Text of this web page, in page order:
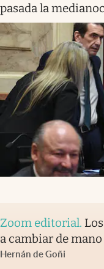
pasada la
Zoom editorial.
a cambiar de mano
Hernán de Goñi